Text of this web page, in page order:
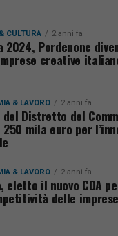
CULTURA 2 anni fa
2024, Pordenone
creative
& LAVORO 2 anni fa
del Distretto del
250 mila euro per
& LAVORO 2 anni fa
eletto il nuovo CDA
delle imprese